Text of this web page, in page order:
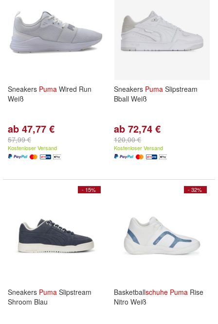
Sneakers Puma Wired Run
Weiß
ab 47,77 €
57,99 €
Kostenloser Versand
Sneakers Puma Slipstream
Bball Weiß
ab 72,74 €
120,00 €
Kostenloser Versand
- 15%
Sneakers Puma Slipstream
Shroom Blau
- 32%
Basketballschuhe Puma Rise
Nitro Weiß